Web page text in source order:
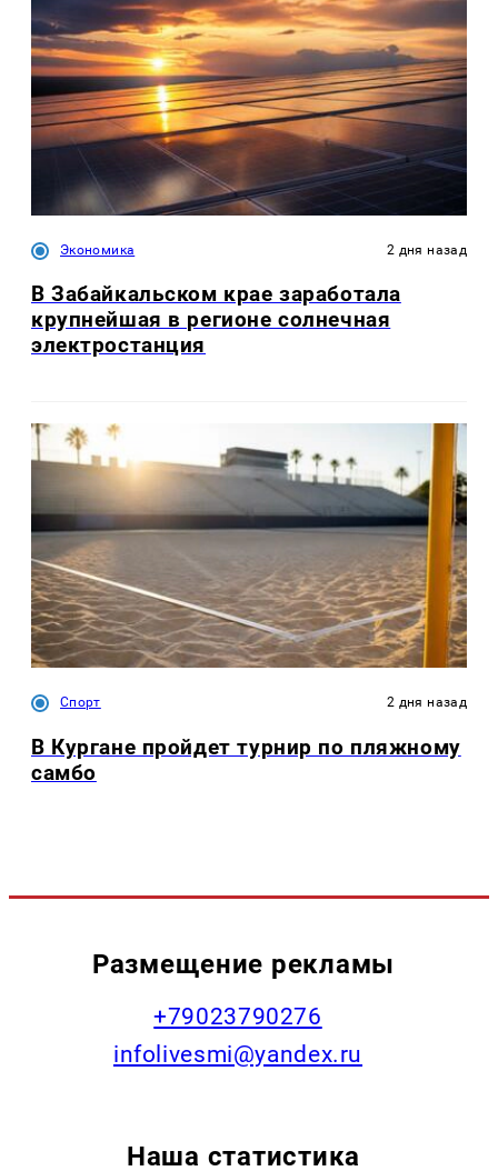
Экономика 2 дня назад
В Забайкальском крае заработала
крупнейшая в регионе солнечная
электростанция
Спорт 2 дня назад
В Кургане пройдет турнир по пляжному
самбо
Размещение рекламы
+79023790276
infolivesmi@yandex.ru
Наша статистика